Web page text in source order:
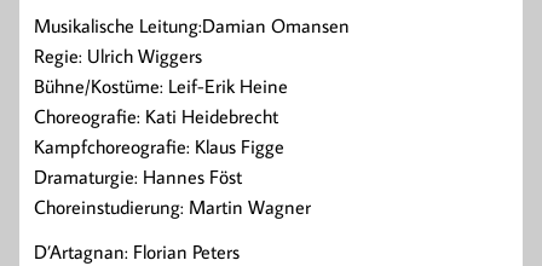
Musikalische Leitung:Damian Omansen
Regie: Ulrich Wiggers
Bühne/Kostüme: Leif-Erik Heine
Choreografie: Kati Heidebrecht
Kampfchoreografie: Klaus Figge
Dramaturgie: Hannes Föst
Choreinstudierung: Martin Wagner
D’Artagnan: Florian Peters